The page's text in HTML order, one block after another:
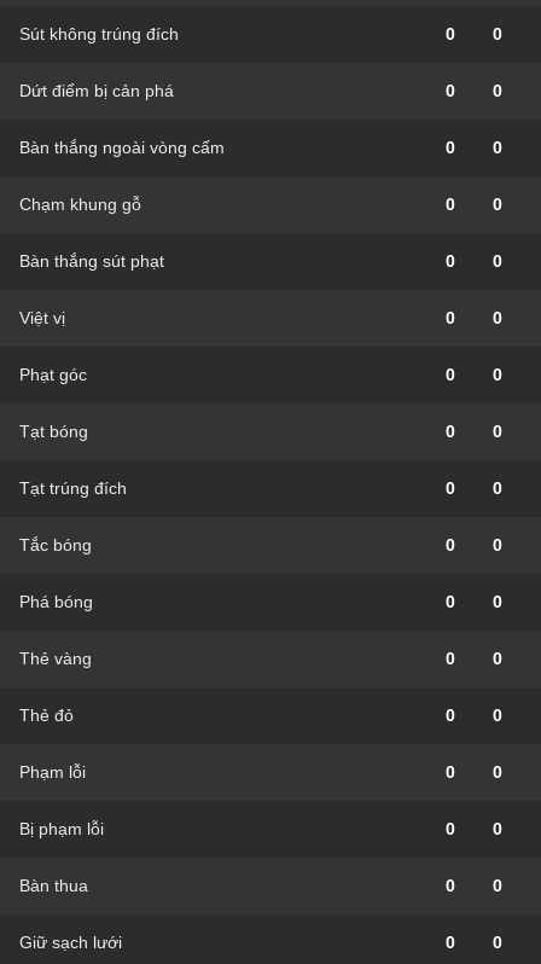
Sút không trúng đích 0 0
Dứt điểm bị cản phá 0 0
Bàn thắng ngoài vòng cấm 0 0
Chạm khung gỗ 0 0
Bàn thắng sút phạt 0 0
Việt vị 0 0
Phạt góc 0 0
Tạt bóng 0 0
Tạt trúng đích 0 0
Tắc bóng 0 0
Phá bóng 0 0
Thẻ vàng 0 0
Thẻ đỏ 0 0
Phạm lỗi 0 0
Bị phạm lỗi 0 0
Bàn thua 0 0
Giữ sạch lưới 0 0